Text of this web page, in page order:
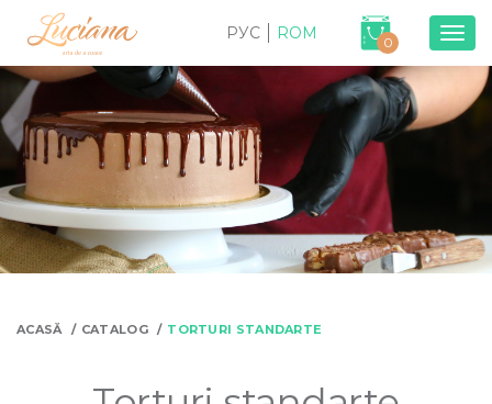
РУС ROM 0
ACASĂ CATALOG TORTURI STANDARTE